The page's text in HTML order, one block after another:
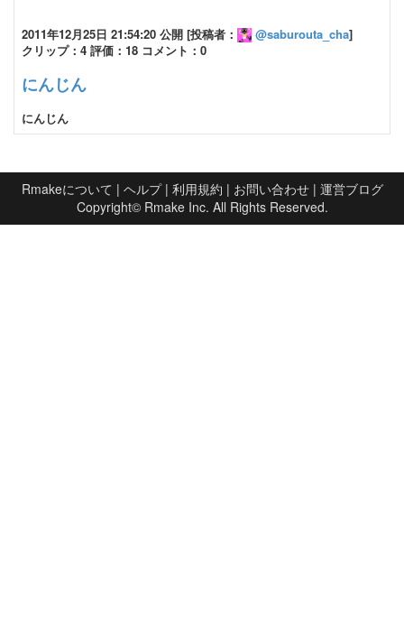
2011年12月25日 21:54:20 公開 [投稿者： @saburouta_cha]
クリップ：4 評価：18 コメント：0
にんじん
にんじん
Rmakeについて | ヘルプ| 利用規約 | お問い合わせ| 運営ブログ
Copyright© Rmake Inc. All Rights Reserved.